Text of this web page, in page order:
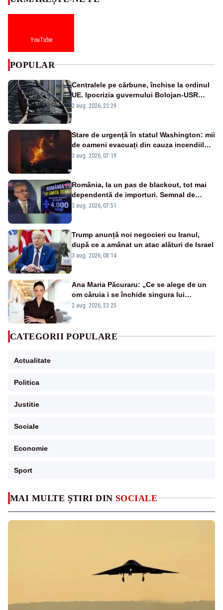
MAI MULTE ȘTIRI DIN SOCIALE
YouTube
POPULAR
Centralele pe cărbune, închise la ordinul
UE. Ipocrizia guvernului Bolojan-USR
după starea de alertă
2 aug. 2026, 23:29
Stare de urgență în statul Washington: mii
de oameni evacuați din cauza incendiilor
puternice de vegetație
3 aug. 2026, 07:19
România, la un pas de blackout, tot mai
dependentă de importuri. Semnal de
alarmă tras de un expert în energie
3 aug. 2026, 07:51
Trump anunță noi negocieri cu Iranul,
după ce a amânat un atac alături de Israel
3 aug. 2026, 08:14
Ana Maria Păcuraru: „Ce se alege de un
om căruia i se închide singura lui
portiță?”
2 aug. 2026, 23:25
CATEGORII POPULARE
Actualitate
Politica
Justitie
Sociale
Economie
Sport